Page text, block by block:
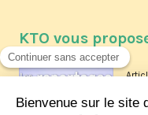
KTO vous